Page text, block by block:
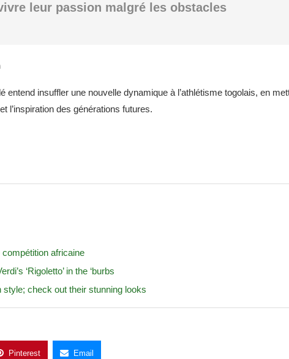
leur passion malgré les obstacles
insuffler une nouvelle dynamique à l’athlétisme togolais, en
l’inspiration des générations futures.
africaine
‘Rigoletto’ in the ‘burbs
check out their stunning looks
Pinterest Email